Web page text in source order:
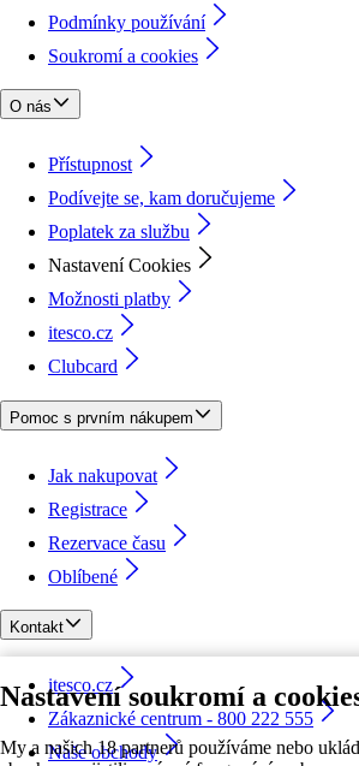
Nastavení soukromí a
My a našich 18 partnerů používáme nebo
Podmínky používání
Soukromí a cookies
O nás
Přístupnost
Podívejte se, kam doručujeme
Poplatek za službu
Nastavení Cookies
Možnosti platby
itesco.cz
Clubcard
Pomoc s prvním nákupem
Jak nakupovat
Registrace
Rezervace času
Oblíbené
Kontakt
itesco.cz
Zákaznické centrum - 800 222 555
Naše obchody